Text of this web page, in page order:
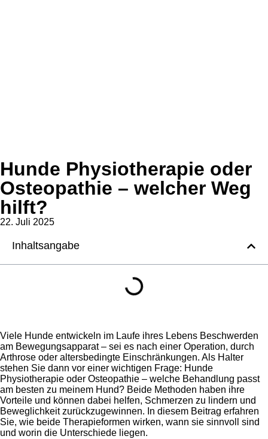
Hunde Physiotherapie oder
Osteopathie – welcher Weg
hilft?
22. Juli 2025
Inhaltsangabe
Viele Hunde entwickeln im Laufe ihres Lebens Beschwerden
am Bewegungsapparat – sei es nach einer Operation, durch
Arthrose oder altersbedingte Einschränkungen. Als Halter
stehen Sie dann vor einer wichtigen Frage: Hunde
Physiotherapie oder Osteopathie – welche Behandlung passt
am besten zu meinem Hund? Beide Methoden haben ihre
Vorteile und können dabei helfen, Schmerzen zu lindern und
Beweglichkeit zurückzugewinnen. In diesem Beitrag erfahren
Sie, wie beide Therapieformen wirken, wann sie sinnvoll sind
und worin die Unterschiede liegen.